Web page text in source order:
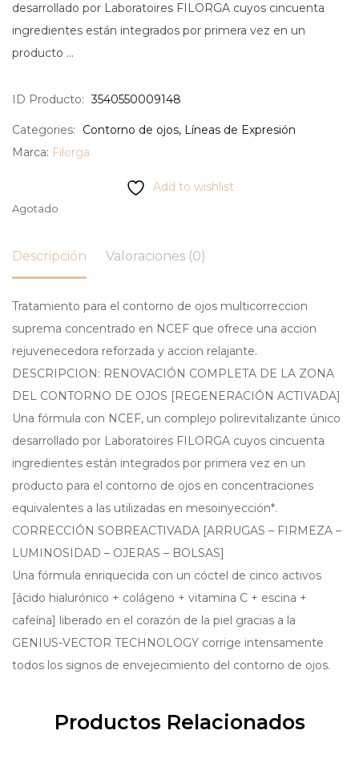
desarrollado por Laboratoires FILORGA cuyos cincuenta
ingredientes están integrados por primera vez en un
producto …
ID Producto: 3540550009148
Categories: Contorno de ojos, Líneas de Expresión
Marca: Filorga
Add to wishlist
Agotado
Descripción Valoraciones (0)
Tratamiento para el contorno de ojos multicorreccion
suprema concentrado en NCEF que ofrece una accion
rejuvenecedora reforzada y accion relajante.
DESCRIPCION: RENOVACIÓN COMPLETA DE LA ZONA
DEL CONTORNO DE OJOS [REGENERACIÓN ACTIVADA]
Una fórmula con NCEF, un complejo polirevitalizante único
desarrollado por Laboratoires FILORGA cuyos cincuenta
ingredientes están integrados por primera vez en un
producto para el contorno de ojos en concentraciones
equivalentes a las utilizadas en mesoinyección*.
CORRECCIÓN SOBREACTIVADA [ARRUGAS – FIRMEZA –
LUMINOSIDAD – OJERAS – BOLSAS]
Una fórmula enriquecida con un cóctel de cinco activos
[ácido hialurónico + colágeno + vitamina C + escina +
cafeína] liberado en el corazón de la piel gracias a la
GENIUS-VECTOR TECHNOLOGY corrige intensamente
todos los signos de envejecimiento del contorno de ojos.
Productos Relacionados